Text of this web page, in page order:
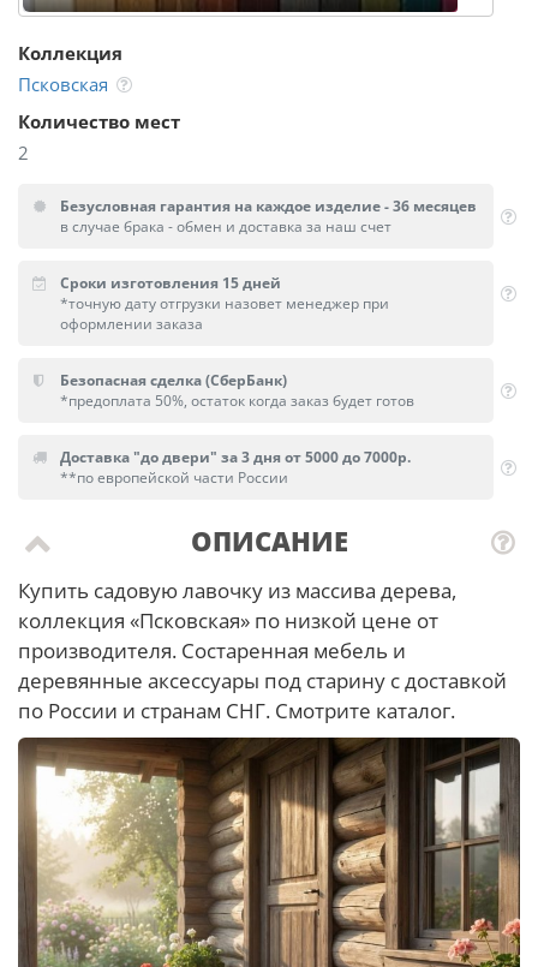
Коллекция
Псковская
Количество мест
2
Безусловная гарантия на каждое изделие - 36 месяцев
в случае брака - обмен и доставка за наш счет
Сроки изготовления 15 дней
*точную дату отгрузки назовет менеджер при
оформлении заказа
Безопасная сделка (СберБанк)
*предоплата 50%, остаток когда заказ будет готов
Доставка "до двери" за 3 дня от 5000 до 7000р.
**по европейской части России
ОПИСАНИЕ
Купить садовую лавочку из массива дерева,
коллекция «Псковская» по низкой цене от
производителя. Состаренная мебель и
деревянные аксессуары под старину с доставкой
по России и странам СНГ. Смотрите каталог.